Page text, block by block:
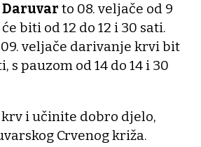
Daruvar to 08. veljače od 9
biti od 12 do 12 i 30 sati.
veljače darivanje krvi bit
s pauzom od 14 do 14 i 30
i učinite dobro djelo,
Crvenog križa.